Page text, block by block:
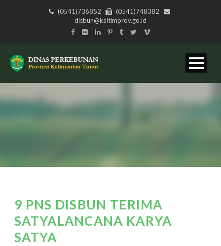
(0541)736852
(0541)748382
disbun@kaltimprov.go.id
9 PNS DISBUN TERIMA
SATYALANCANA KARYA
SATYA